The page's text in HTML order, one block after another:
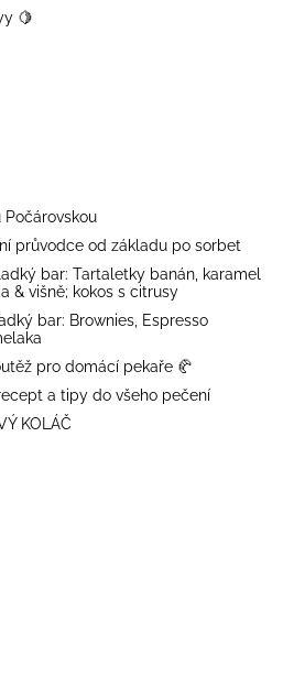
🍋
Počárovskou
průvodce od základu po sorbet
bar: Tartaletky banán, karamel
& višně; kokos s citrusy
bar: Brownies, Espresso
pro domácí pekaře 🥐
a tipy do všeho pečení
KOLÁČ